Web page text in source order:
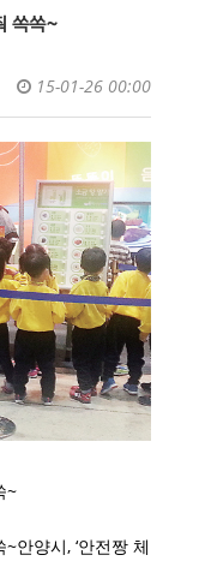
쏙쏙~
15-01-26 00:00
~
안양시, ‘안전짱 체